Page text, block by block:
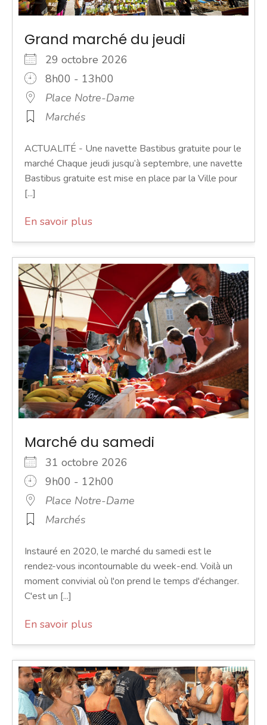
Grand marché du jeudi
29 octobre 2026
8h00 - 13h00
Place Notre-Dame
Marchés
ACTUALITÉ - Une navette Bastibus gratuite pour le
marché Chaque jeudi jusqu’à septembre, une navette
Bastibus gratuite est mise en place par la Ville pour
[...]
En savoir plus
Marché du samedi
31 octobre 2026
9h00 - 12h00
Place Notre-Dame
Marchés
Instauré en 2020, le marché du samedi est le
rendez-vous incontournable du week-end. Voilà un
moment convivial où l'on prend le temps d'échanger.
C'est un [...]
En savoir plus